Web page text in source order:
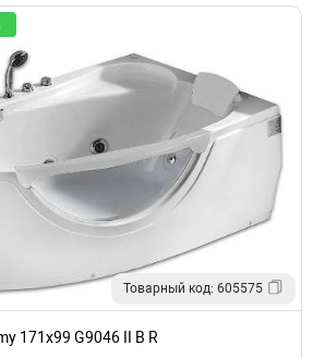
Товарный код: 605575
171x99 G9046 II B R